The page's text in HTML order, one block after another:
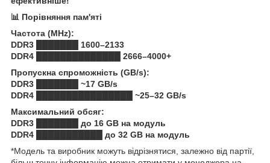
📊 Порівняння пам'яті
Частота (MHz):
DDR3 ███████ 1600–2133
DDR4 ██████████████ 2666–4000+
Пропускна спроможність (GB/s):
DDR3 ███████ ~17 GB/s
DDR4 ████████████████ ~25–32 GB/s
Максимальний обсяг:
DDR3 ███████ до 16 GB на модуль
DDR4 ███████████ до 32 GB на модуль
*Модель та виробник можуть відрізнятися, залежно від партії,